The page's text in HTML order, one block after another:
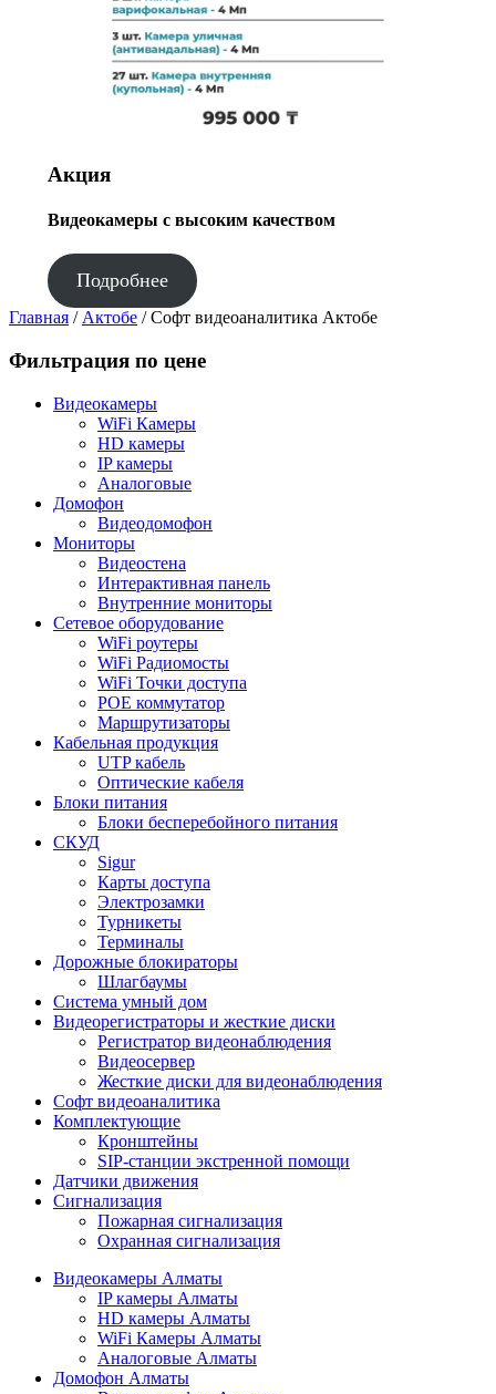
Акция
Видеокамеры с высоким качеством
Подробнее
Главная / Актобе / Софт видеоаналитика Актобе
Фильтрация по цене
Видеокамеры
WiFi Камеры
HD камеры
IP камеры
Аналоговые
Домофон
Видеодомофон
Мониторы
Видеостена
Интерактивная панель
Внутренние мониторы
Сетевое оборудование
WiFi роутеры
WiFi Радиомосты
WiFi Точки доступа
POE коммутатор
Маршрутизаторы
Кабельная продукция
UTP кабель
Оптические кабеля
Блоки питания
Блоки бесперебойного питания
СКУД
Sigur
Карты доступа
Электрозамки
Турникеты
Терминалы
Дорожные блокираторы
Шлагбаумы
Cистема умный дом
Видеорегистраторы и жесткие диски
Регистратор видеонаблюдения
Видеосервер
Жесткие диски для видеонаблюдения
Софт видеоаналитика
Комплектующие
Кронштейны
SIP-станции экстренной помощи
Датчики движения
Сигнализация
Пожарная сигнализация
Охранная сигнализация
Видеокамеры Алматы
IP камеры Алматы
HD камеры Алматы
WiFi Камеры Алматы
Аналоговые Алматы
Домофон Алматы